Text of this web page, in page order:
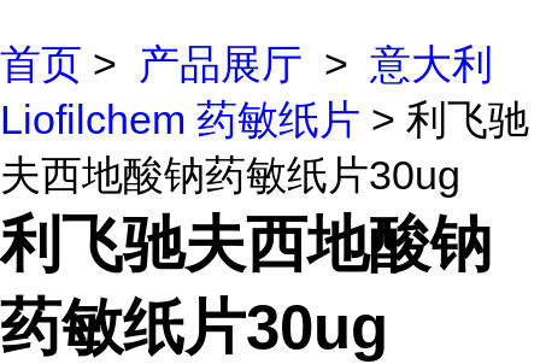
首页 > 产品展厅 > 意大利
Liofilchem 药敏纸片 > 利飞驰
夫西地酸钠药敏纸片30ug
利飞驰夫西地酸钠
药敏纸片30ug